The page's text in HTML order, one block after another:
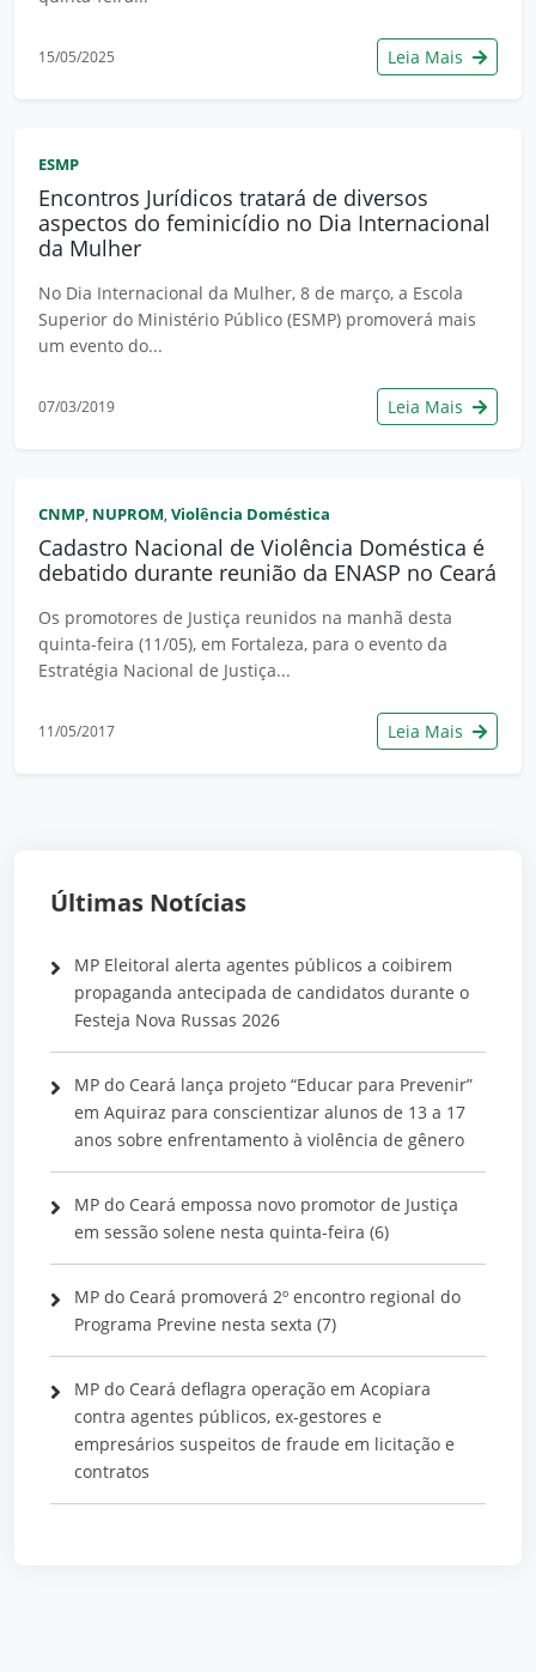
15/05/2025 Leia Mais
ESMP
Encontros Jurídicos tratará de diversos
aspectos do feminicídio no Dia Internacional
da Mulher
No Dia Internacional da Mulher, 8 de março, a Escola
Superior do Ministério Público (ESMP) promoverá mais
um evento do...
07/03/2019 Leia Mais
CNMP, NUPROM, Violência Doméstica
Cadastro Nacional de Violência Doméstica é
debatido durante reunião da ENASP no Ceará
Os promotores de Justiça reunidos na manhã desta
quinta-feira (11/05), em Fortaleza, para o evento da
Estratégia Nacional de Justiça...
11/05/2017 Leia Mais
Últimas Notícias
MP Eleitoral alerta agentes públicos a coibirem
propaganda antecipada de candidatos durante o
Festeja Nova Russas 2026
MP do Ceará lança projeto “Educar para Prevenir”
em Aquiraz para conscientizar alunos de 13 a 17
anos sobre enfrentamento à violência de gênero
MP do Ceará empossa novo promotor de Justiça
em sessão solene nesta quinta-feira (6)
MP do Ceará promoverá 2º encontro regional do
Programa Previne nesta sexta (7)
MP do Ceará deflagra operação em Acopiara
contra agentes públicos, ex-gestores e
empresários suspeitos de fraude em licitação e
contratos